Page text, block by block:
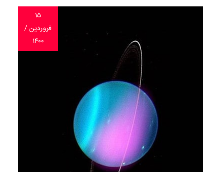
۱۵
فروردین /
۱۴۰۰